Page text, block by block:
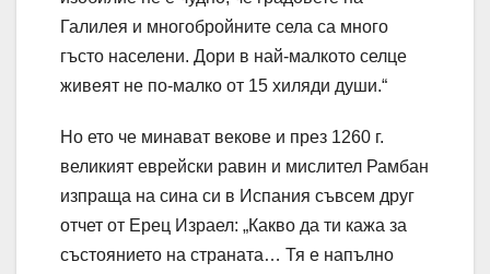
Галилея и многобройните села са много
гъсто населени. Дори в най-малкото селце
живеят не по-малко от 15 хиляди души.“
Но ето че минават векове и през 1260 г.
великият еврейски равин и мислител Рамбан
изпраща на сина си в Испания съвсем друг
отчет от Ерец Израел: „Какво да ти кажа за
състоянието на страната… Тя е напълно